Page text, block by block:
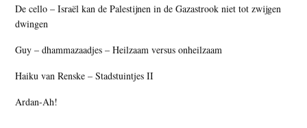
De cello – Israël kan de Palestijnen in de Gazastrook niet tot zwijgen
dwingen
Guy – dhammazaadjes – Heilzaam versus onheilzaam
Haiku van Renske – Stadstuintjes II
Ardan-Ah!